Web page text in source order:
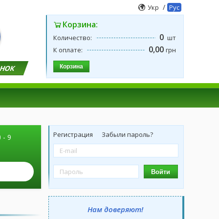
Укр / Рус
Корзина:
Количество: 0 шт
К оплате:
0,00 грн
Корзина
- 9
Регистрация Забыли пароль?
Войти
Нам доверяют!